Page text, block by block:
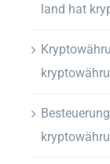
land hat